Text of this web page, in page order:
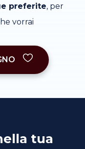
preferite, per
vorrai
tua